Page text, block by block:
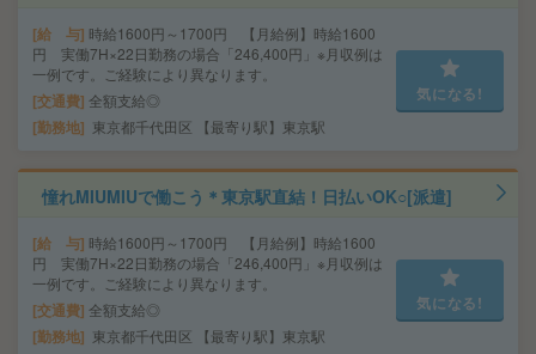
給 与 時給1600円～1700円 【月給例】時給1600
円 実働7H×22日勤務の場合「246,400円」※月収例は
一例です。ご経験により異なります。
交通費 全額支給◎
勤務地 東京都千代田区 【最寄り駅】東京駅
気になる!
憧れMIUMIUで働こう＊東京駅直結！日払いOK○[派遣]
給 与 時給1600円～1700円 【月給例】時給1600
円 実働7H×22日勤務の場合「246,400円」※月収例は
一例です。ご経験により異なります。
交通費 全額支給◎
勤務地 東京都千代田区 【最寄り駅】東京駅
気になる!